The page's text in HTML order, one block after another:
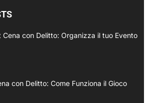
Cena con Delitto: Organizza il tuo Evento
con Delitto: Come Funziona il Gioco